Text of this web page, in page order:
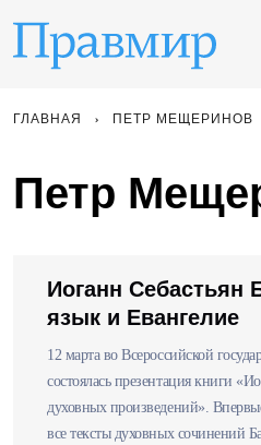
ГЛАВНАЯ ПЕТР МЕЩЕРИНОВ
Петр
Иоганн Себастьян
язык и Евангелие
12 марта во Всероссийской
состоялась презентация книги
духовных произведений».
все тексты духовных сочинений